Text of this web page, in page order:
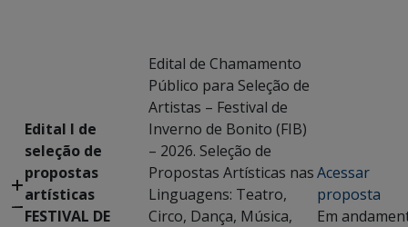
Edital I de
seleção de
propostas
artísticas
FESTIVAL DE
Edital de Chamamento
Público para Seleção de
Artistas – Festival de
Inverno de Bonito (FIB)
– 2026. Seleção de
Propostas Artísticas nas
Linguagens: Teatro,
Circo, Dança, Música,
Acessar
proposta
Em